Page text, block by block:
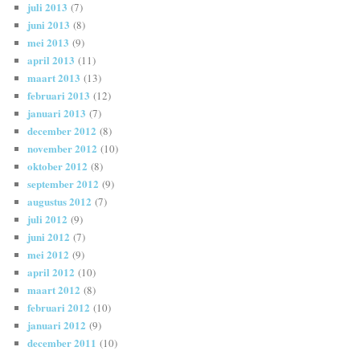
juli 2013 (7)
juni 2013 (8)
mei 2013 (9)
april 2013 (11)
maart 2013 (13)
februari 2013 (12)
januari 2013 (7)
december 2012 (8)
november 2012 (10)
oktober 2012 (8)
september 2012 (9)
augustus 2012 (7)
juli 2012 (9)
juni 2012 (7)
mei 2012 (9)
april 2012 (10)
maart 2012 (8)
februari 2012 (10)
januari 2012 (9)
december 2011 (10)